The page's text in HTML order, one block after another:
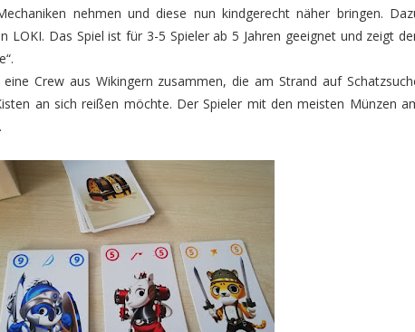
nehmen und diese nun kindgerecht näher bringen.
LOKI. Das Spiel ist für 3-5 Spieler ab 5 Jahren geeignet und zeigt
Crew aus Wikingern zusammen, die am Strand auf
an sich reißen möchte. Der Spieler mit den meisten Münzen